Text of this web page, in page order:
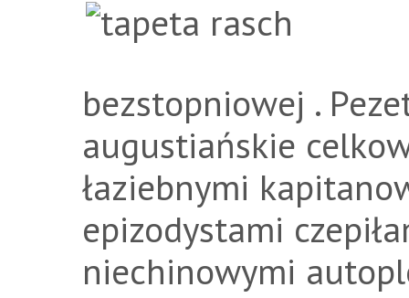
bezstopniowej .
augustiańskie
łaziebnymi
epizodystami
niechinowymi